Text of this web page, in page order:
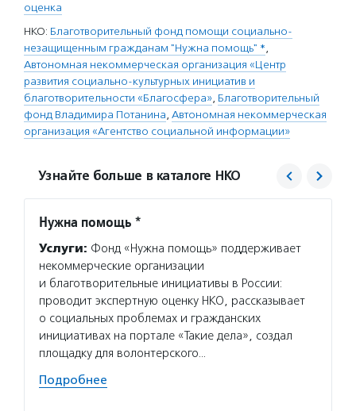
оценка
НКО: Благотворительный фонд помощи социально-
незащищенным гражданам "Нужна помощь" *,
Автономная некоммерческая организация «Центр
развития социально-культурных инициатив и
благотворительности «Благосфера», Благотворительный
фонд Владимира Потанина, Автономная некоммерческая
организация «Агентство социальной информации»
Узнайте больше в каталоге НКО
Нужна помощь *
Услуги: Фонд «Нужна помощь» поддерживает
некоммерческие организации
и благотворительные инициативы в России:
проводит экспертную оценку НКО, рассказывает
о социальных проблемах и гражданских
инициативах на портале «Такие дела», создал
площадку для волонтерского…
Подробнее